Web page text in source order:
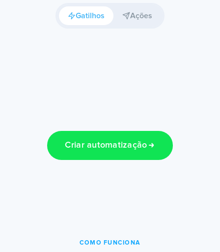
Gatilhos Ações
Criar automatização
COMO FUNCIONA